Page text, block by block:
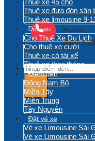
Hotline
Tìm
kiếm:
Thuê xe 45 chỗ
Thuê xe đưa đón sân
Thuê xe limousine 9-
Dịch vụ
Cho Thuê Xe Du Lịch
Cho thuê xe cưới
Thuê xe có tài xế
Thuê xe theo tháng
Điểm đến
Đông Nam Bộ
Miền Tây
Miền Trung
Tây Nguyên
Đặt vé xe
Vé xe Limousine Sài
Vé xe Limousine Sài